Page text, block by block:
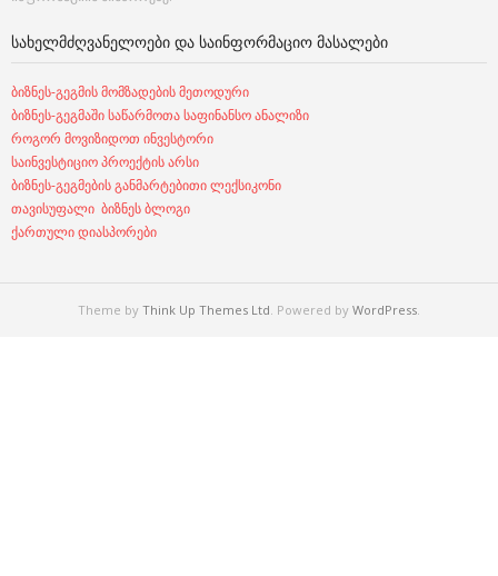
ᲡᲐᲮᲔᲚᲛᲫᲦᲕᲐᲜᲔᲚᲝᲔᲑᲘ ᲓᲐ ᲡᲐᲘᲜᲤᲝᲠᲛᲐᲪᲘᲝ ᲛᲐᲡᲐᲚᲔᲑᲘ
ბიზნეს-გეგმის მომზადების მეთოდური
ბიზნეს-გეგმაში საწარმოთა საფინანსო ანალიზი
როგორ მოვიზიდოთ ინვესტორი
საინვესტიციო პროექტის არსი
ბიზნეს-გეგმების განმარტებითი ლექსიკონი
თავისუფალი ბიზნეს ბლოგი
ქართული დიასპორები
Theme by Think Up Themes Ltd. Powered by WordPress.